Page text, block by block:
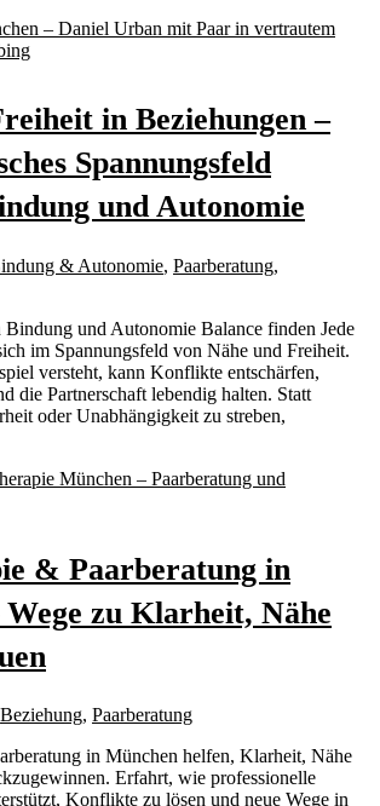
–
noch
verletzen
&
wie
Kommunikation
wieder
in Beziehungen –
Spannungsfeld
und Autonomie
& Autonomie, Paarberatung,
Bindung und Autonomie Balance finden Jede
im Spannungsfeld von Nähe und Freiheit.
versteht, kann Konflikte entschärfen,
die Partnerschaft lebendig halten. Statt
oder Unabhängigkeit zu streben,
& Paarberatung in
zu Klarheit, Nähe
Beziehung, Paarberatung
in München helfen, Klarheit, Nähe
Erfahrt, wie professionelle
Konflikte zu lösen und neue Wege in